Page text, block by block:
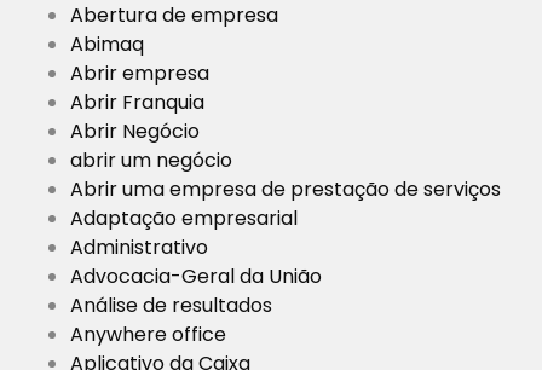
Abertura de empresa
Abimaq
Abrir empresa
Abrir Franquia
Abrir Negócio
abrir um negócio
Abrir uma empresa de prestação de serviços
Adaptação empresarial
Administrativo
Advocacia-Geral da União
Análise de resultados
Anywhere office
Aplicativo da Caixa